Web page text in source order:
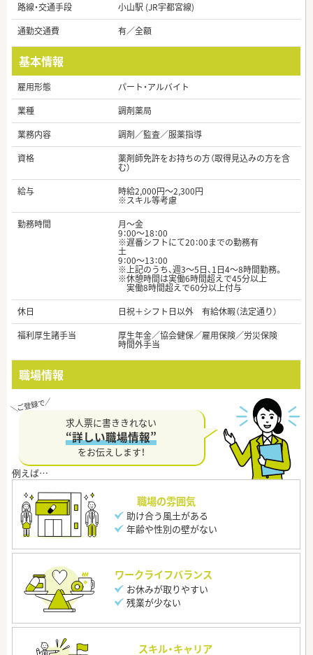
路線・交通手段
小山駅 (JR宇都宮線)
通勤交通費
有／全額
基本情報
雇用形態
パート・アルバイト
業種
調剤薬局
業務内容
調剤／監査／服薬指導
資格
薬剤師免許をお持ちの方（取得見込みの方を含
む）
給与
時給2,000円～2,300円
※スキル等考慮
勤務時間
月～金
9：00～18：00
※遅番シフトにて20：00までの勤務有
土
9：00～13：00
※上記のうち、週3～5日、1日4～8時間勤務。
※休憩時間は実働6時間超えで45分以上
実働8時間超えで60分以上付与
休日
日祝＋シフト日以外 有給休暇（法定通り）
福利厚生諸手当
厚生年金／協会健保／雇用保険／労災保険
時間外手当
職場情報
求人票に書ききれない
“詳しい職場情報”
をお伝えします！
職場の雰囲気
助け合う風土がある
年齢や性別の壁がない
ワークライフバランス
お休みが取りやすい
残業が少ない
スキル・キャリア